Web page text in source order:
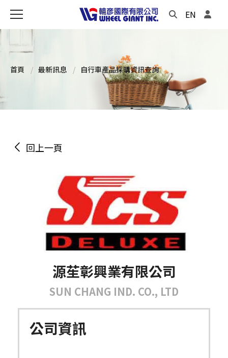
EN
首頁 最新訊息 自行車產品採購資訊查詢
回上一頁
源苼彰興業有限公司
SUN CHANG IND. CO., LTD
公司資訊